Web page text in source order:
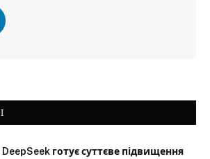
DeepSeek готує суттєве підвищення